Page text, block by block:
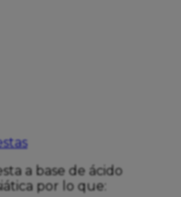
a base de ácido
por lo que: